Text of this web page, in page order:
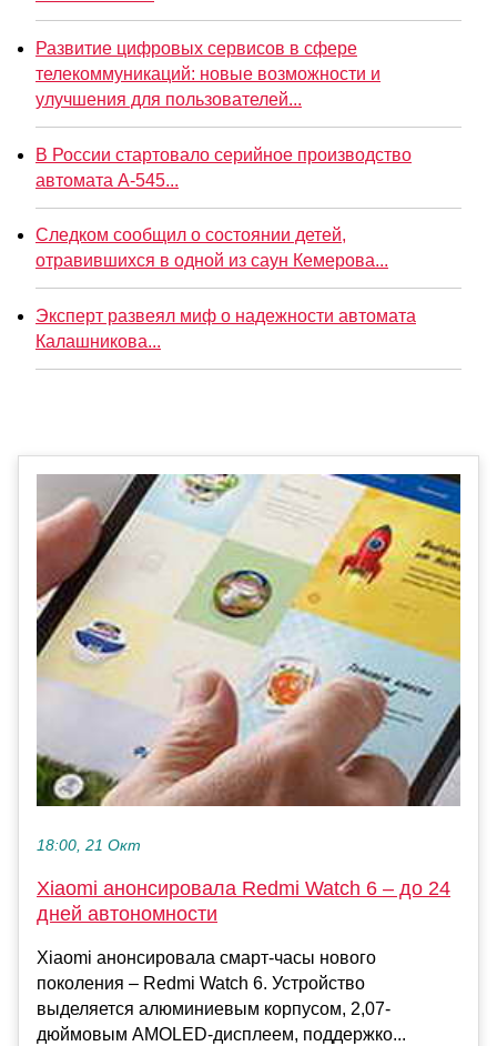
Развитие цифровых сервисов в сфере
телекоммуникаций: новые возможности и
улучшения для пользователей...
В России стартовало серийное производство
автомата А-545...
Следком сообщил о состоянии детей,
отравившихся в одной из саун Кемерова...
Эксперт развеял миф о надежности автомата
Калашникова...
18:00, 21 Окт
Xiaomi анонсировала Redmi Watch 6 – до 24
дней автономности
Xiaomi анонсировала смарт-часы нового
поколения – Redmi Watch 6. Устройство
выделяется алюминиевым корпусом, 2,07-
дюймовым AMOLED-дисплеем, поддержко...